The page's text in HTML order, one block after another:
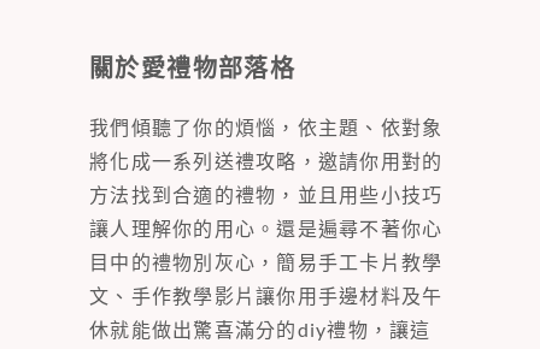
關於愛禮物部落格
我們傾聽了你的煩惱，依主題、依對象
將化成一系列送禮攻略，邀請你用對的
方法找到合適的禮物，並且用些小技巧
讓人理解你的用心。還是遍尋不著你心
目中的禮物別灰心，簡易手工卡片教學
文、手作教學影片讓你用手邊材料及午
休就能做出驚喜滿分的diy禮物，讓這